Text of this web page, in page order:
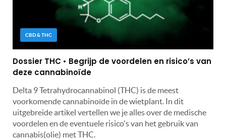
CBD & THC
Dossier THC • Begrijp de voordelen en risico’s van
deze cannabinoïde
Delta 9 Tetrahydrocannabinol (THC) is de meest
voorkomende cannabinoïde in de wietplant. In dit
uitgebreide artikel vertellen we je alles over de medische
voordelen en de eventuele risico's van het gebruik van
cannabis(olie) met THC.